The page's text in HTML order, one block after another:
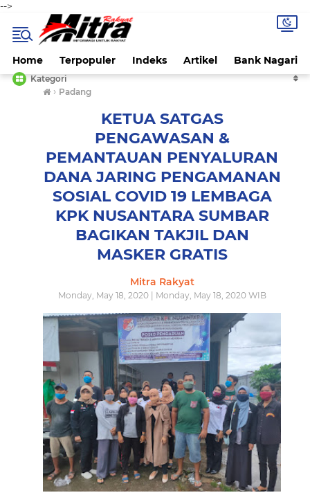
-->
Home Terpopuler Indeks Artikel Bank Nagari
Kategori
› Padang
KETUA SATGAS
PENGAWASAN &
PEMANTAUAN PENYALURAN
DANA JARING PENGAMANAN
SOSIAL COVID 19 LEMBAGA
KPK NUSANTARA SUMBAR
BAGIKAN TAKJIL DAN
MASKER GRATIS
Mitra Rakyat
Monday, May 18, 2020 | Monday, May 18, 2020 WIB